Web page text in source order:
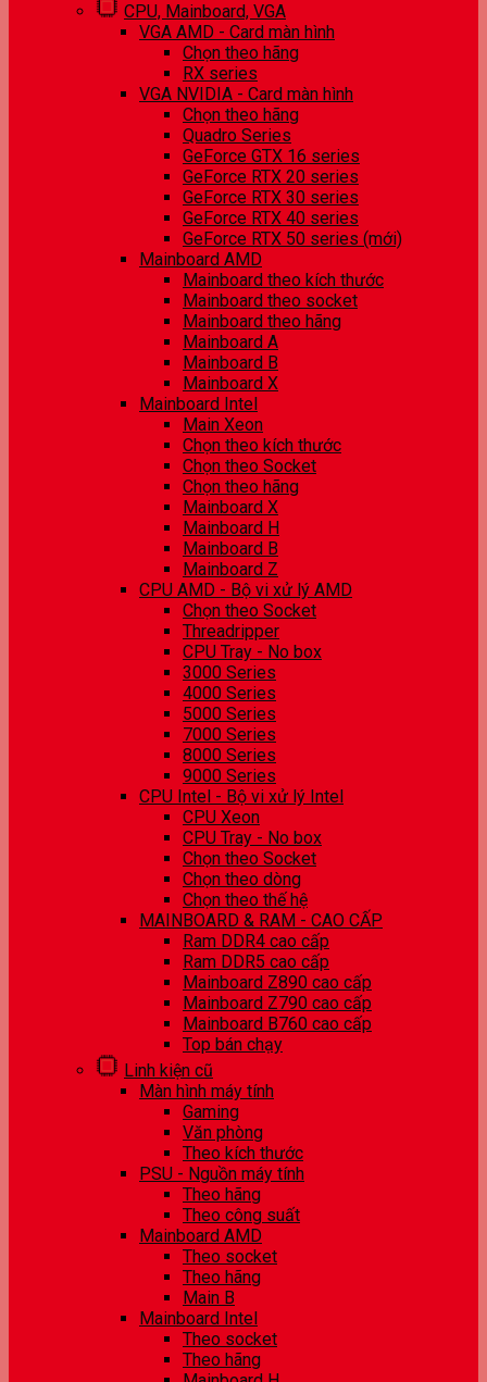
CPU, Mainboard, VGA
VGA AMD - Card màn hình
Chọn theo hãng
RX series
VGA NVIDIA - Card màn hình
Chọn theo hãng
Quadro Series
GeForce GTX 16 series
GeForce RTX 20 series
GeForce RTX 30 series
GeForce RTX 40 series
GeForce RTX 50 series (mới)
Mainboard AMD
Mainboard theo kích thước
Mainboard theo socket
Mainboard theo hãng
Mainboard A
Mainboard B
Mainboard X
Mainboard Intel
Main Xeon
Chọn theo kích thước
Chọn theo Socket
Chọn theo hãng
Mainboard X
Mainboard H
Mainboard B
Mainboard Z
CPU AMD - Bộ vi xử lý AMD
Chọn theo Socket
Threadripper
CPU Tray - No box
3000 Series
4000 Series
5000 Series
7000 Series
8000 Series
9000 Series
CPU Intel - Bộ vi xử lý Intel
CPU Xeon
CPU Tray - No box
Chọn theo Socket
Chọn theo dòng
Chọn theo thế hệ
MAINBOARD & RAM - CAO CẤP
Ram DDR4 cao cấp
Ram DDR5 cao cấp
Mainboard Z890 cao cấp
Mainboard Z790 cao cấp
Mainboard B760 cao cấp
Top bán chạy
Linh kiện cũ
Màn hình máy tính
Gaming
Văn phòng
Theo kích thước
PSU - Nguồn máy tính
Theo hãng
Theo công suất
Mainboard AMD
Theo socket
Theo hãng
Main B
Mainboard Intel
Theo socket
Theo hãng